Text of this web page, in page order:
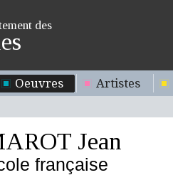
des
Oeuvres Artistes
Jean
française